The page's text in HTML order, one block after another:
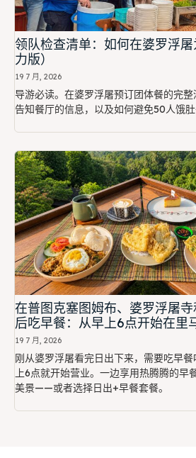
领队检查清单：如何在婆罗浮
力版）
19 7 月, 2026
导游必读。在婆罗浮屠预订团体餐的完
告知餐厅的信息，以及如何避免50人饿肚
在普图克塞图姆布、婆罗浮屠
后吃早餐：从早上6点开始在里
19 7 月, 2026
刚从婆罗浮屠看完日出下来，需要吃早
上6点就开始营业。一边享用热腾腾的早
美景——或者选择日出+早餐套餐。